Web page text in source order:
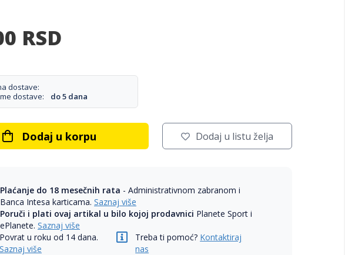
RSD
dostave:
dostave:
do 5 dana
Dodaj u korpu Dodaj u listu želja
Plaćanje do 18 mesečnih rata - Administrativnom zabranom i
Banca Intesa karticama.Saznaj više
Poruči i plati ovaj artikal u bilo kojoj prodavnici Planete Sport i
ePlanete.Saznaj više
Povrat u roku od 14 dana.
Saznaj više
Treba ti pomoć? Kontaktiraj
nas